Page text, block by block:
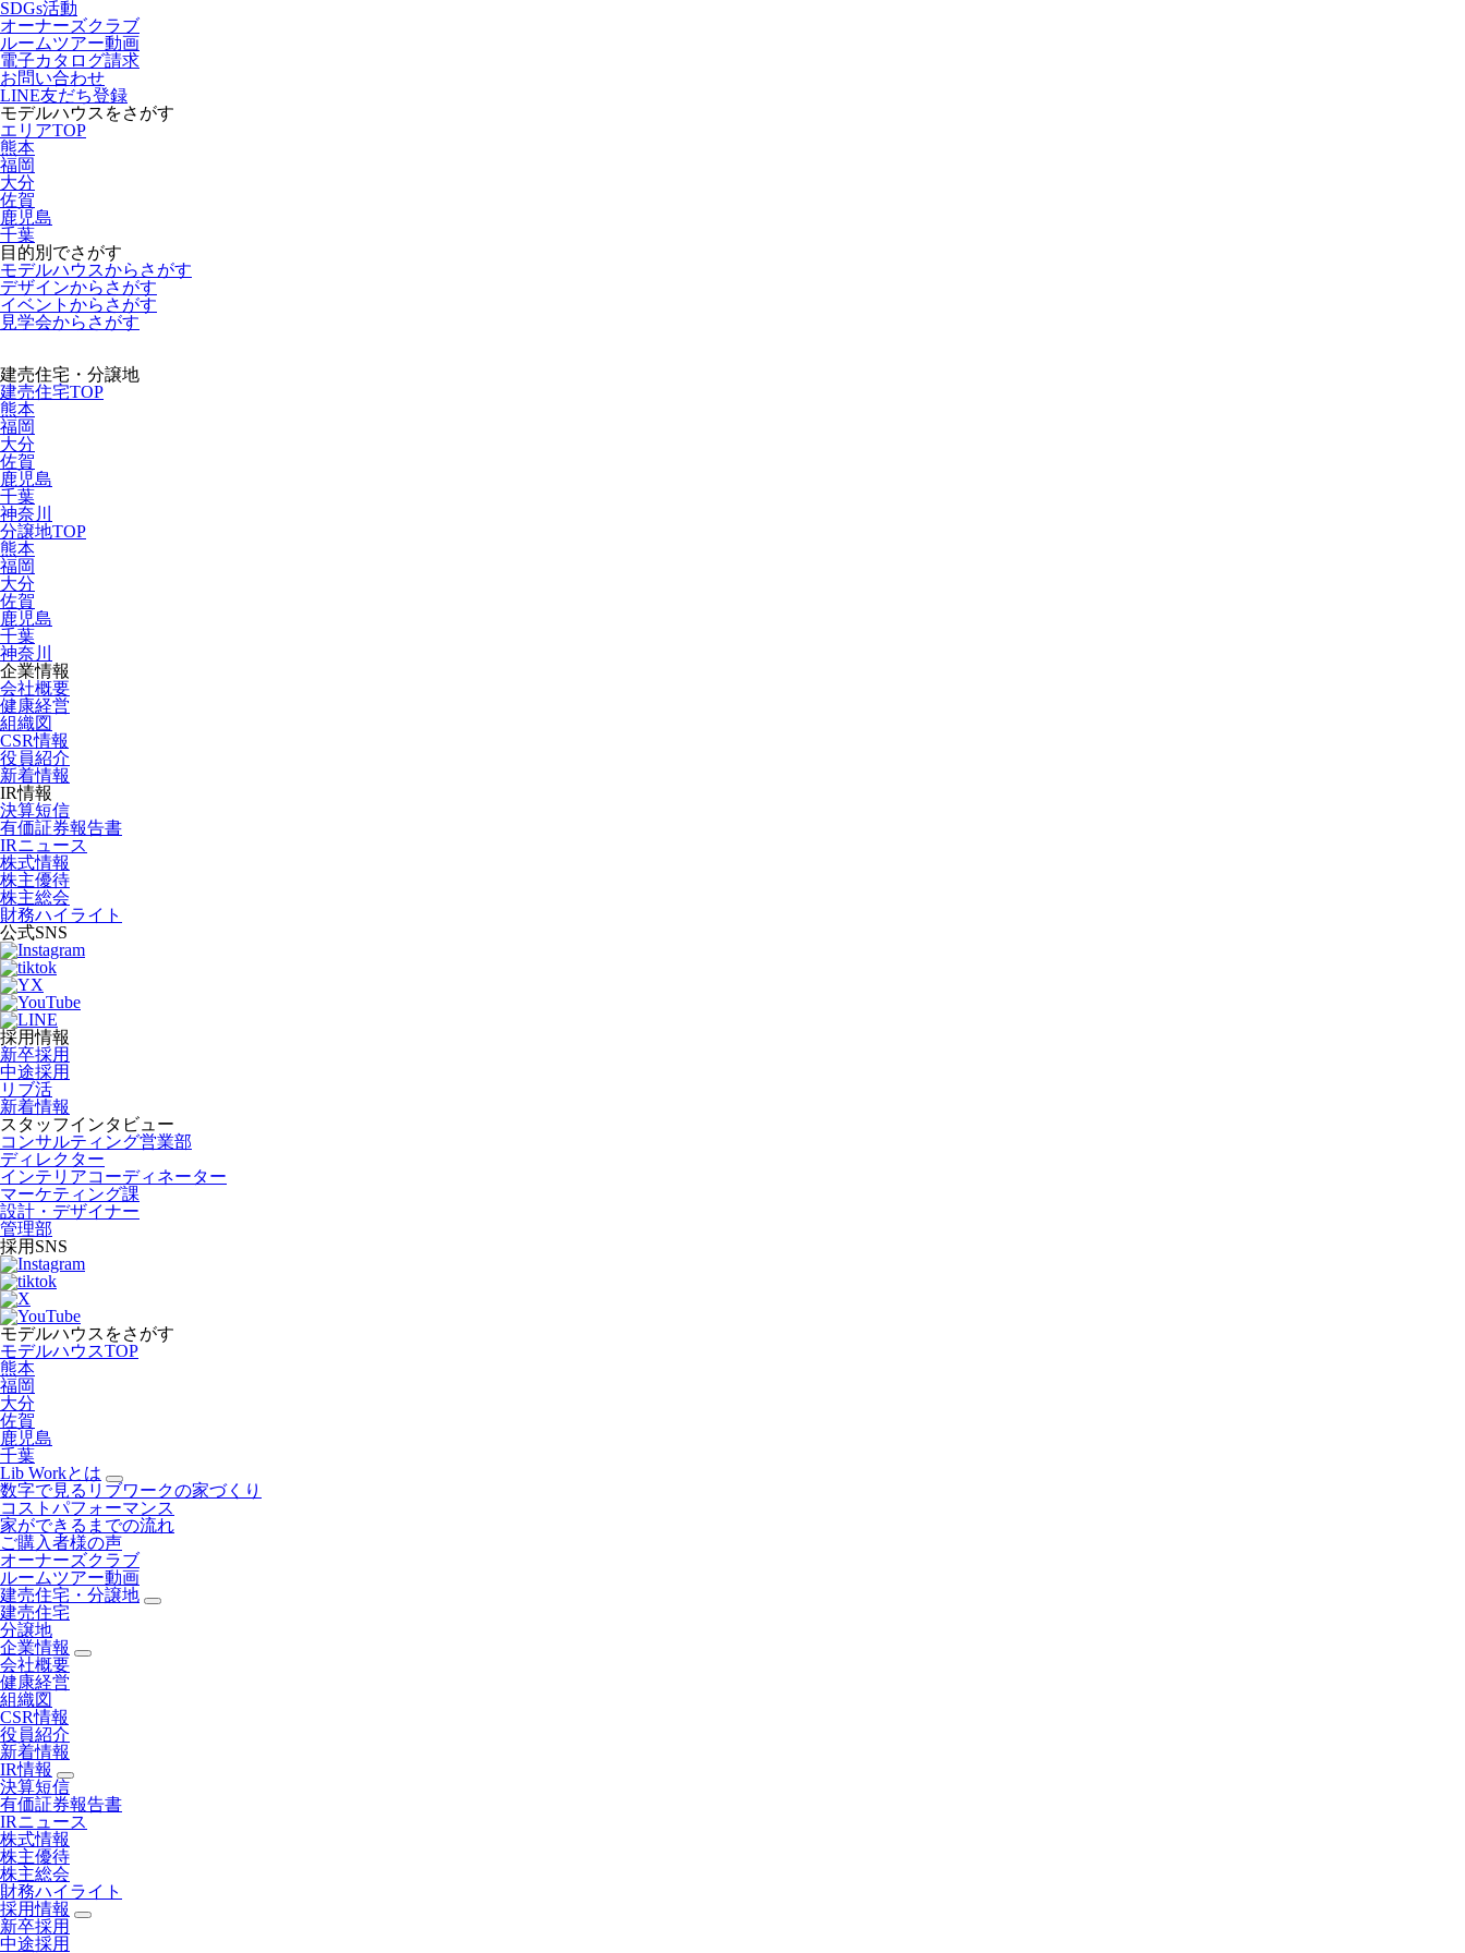
SDGs活動
オーナーズクラブ
ルームツアー動画
電子カタログ請求
お問い合わせ
LINE友だち登録
モデルハウスをさがす
エリアTOP
熊本
福岡
大分
佐賀
鹿児島
千葉
目的別でさがす
モデルハウスからさがす
デザインからさがす
イベントからさがす
見学会からさがす
建売住宅・分譲地
建売住宅TOP
熊本
福岡
大分
佐賀
鹿児島
千葉
神奈川
分譲地TOP
熊本
福岡
大分
佐賀
鹿児島
千葉
神奈川
企業情報
会社概要
健康経営
組織図
CSR情報
役員紹介
新着情報
IR情報
決算短信
有価証券報告書
IRニュース
株式情報
株主優待
株主総会
財務ハイライト
公式SNS
採用情報
新卒採用
中途採用
リブ活
新着情報
スタッフインタビュー
コンサルティング営業部
ディレクター
インテリアコーディネーター
マーケティング課
設計・デザイナー
管理部
採用SNS
モデルハウスをさがす
モデルハウスTOP
熊本
福岡
大分
佐賀
鹿児島
千葉
Lib Workとは
数字で見るリブワークの家づくり
コストパフォーマンス
家ができるまでの流れ
ご購入者様の声
オーナーズクラブ
ルームツアー動画
建売住宅・分譲地
建売住宅
分譲地
企業情報
会社概要
健康経営
組織図
CSR情報
役員紹介
新着情報
IR情報
決算短信
有価証券報告書
IRニュース
株式情報
株主優待
株主総会
財務ハイライト
採用情報
新卒採用
中途採用